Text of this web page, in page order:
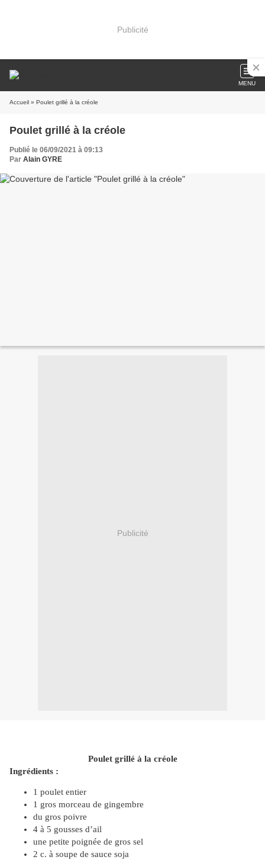
Publicité
MENU
Accueil » Poulet grillé à la créole
Poulet grillé à la créole
Publié le 06/09/2021 à 09:13
Par Alain GYRE
Publicité
Poulet grillé à la créole
Ingrédients :
1 poulet entier
1 gros morceau de gingembre
du gros poivre
4 à 5 gousses d’ail
une petite poignée de gros sel
2 c. à soupe de sauce soja